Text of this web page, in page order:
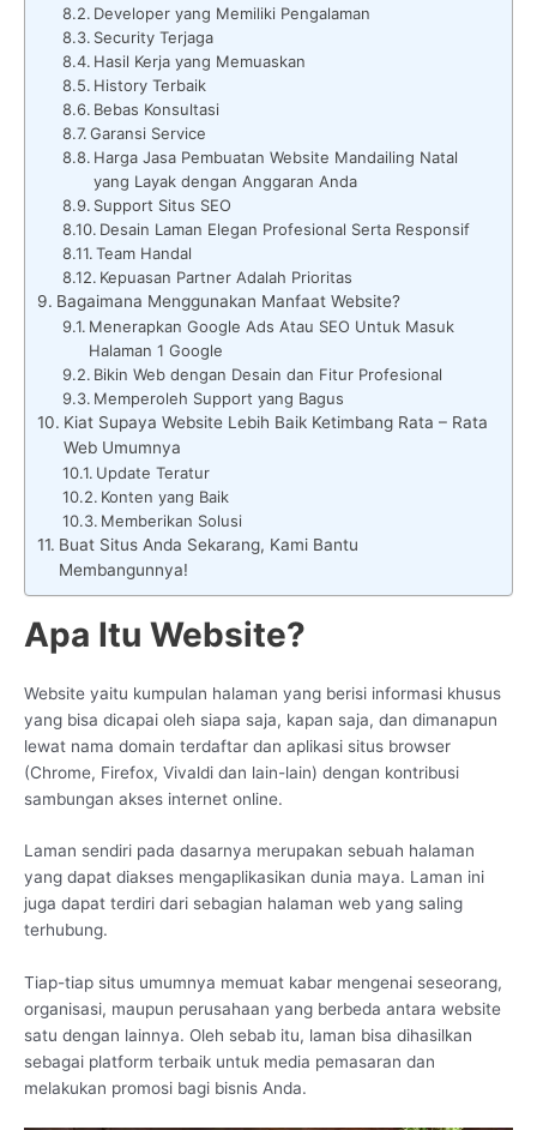
Developer yang Memiliki Pengalaman
Security Terjaga
Hasil Kerja yang Memuaskan
History Terbaik
Bebas Konsultasi
Garansi Service
Harga Jasa Pembuatan Website Mandailing Natal
yang Layak dengan Anggaran Anda
Support Situs SEO
Desain Laman Elegan Profesional Serta Responsif
Team Handal
Kepuasan Partner Adalah Prioritas
Bagaimana Menggunakan Manfaat Website?
Menerapkan Google Ads Atau SEO Untuk Masuk
Halaman 1 Google
Bikin Web dengan Desain dan Fitur Profesional
Memperoleh Support yang Bagus
Kiat Supaya Website Lebih Baik Ketimbang Rata – Rata
Web Umumnya
Update Teratur
Konten yang Baik
Memberikan Solusi
Buat Situs Anda Sekarang, Kami Bantu
Membangunnya!
Apa Itu Website?
Website yaitu kumpulan halaman yang berisi informasi khusus
yang bisa dicapai oleh siapa saja, kapan saja, dan dimanapun
lewat nama domain terdaftar dan aplikasi situs browser
(Chrome, Firefox, Vivaldi dan lain-lain) dengan kontribusi
sambungan akses internet online.
Laman sendiri pada dasarnya merupakan sebuah halaman
yang dapat diakses mengaplikasikan dunia maya. Laman ini
juga dapat terdiri dari sebagian halaman web yang saling
terhubung.
Tiap-tiap situs umumnya memuat kabar mengenai seseorang,
organisasi, maupun perusahaan yang berbeda antara website
satu dengan lainnya. Oleh sebab itu, laman bisa dihasilkan
sebagai platform terbaik untuk media pemasaran dan
melakukan promosi bagi bisnis Anda.